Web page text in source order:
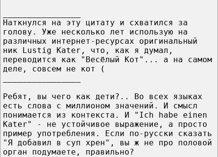
Наткнулся на эту цитату и схватился за
голову. Уже несколько лет использую на
различных интернет-ресурсах оригинальный
ник Lustig Kater, что, как я думал,
переводится как "Весёлый Кот"... а на самом
деле, совсем не кот (
Ребят, вы чего как дети?.. Во всех языках
есть слова с миллионом значений. И смысл
понимается из контекста. И "Ich habe einen
Kater" - не устойчивое выражение, а просто
пример употребления. Если по-русски сказать
"Я добавил в суп хрен", вы ж не про половой
орган подумаете, правильно?